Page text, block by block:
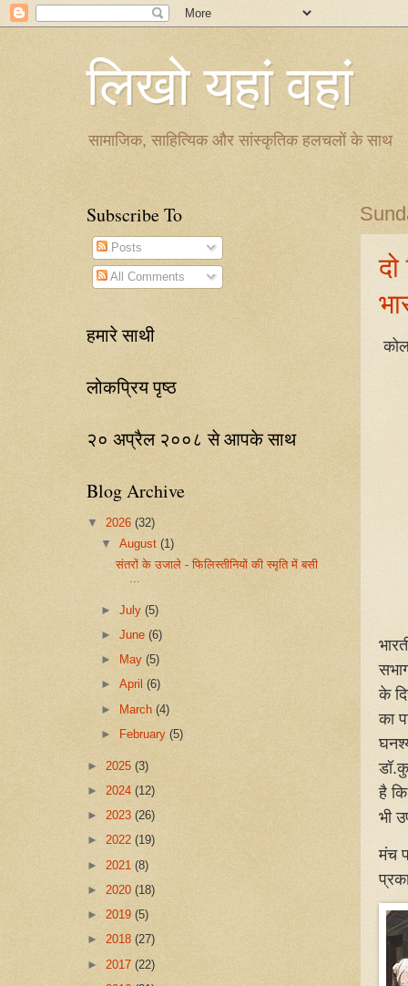
लिखो यहां वहां
सामाजिक, साहित्यिक और सांस्कृतिक हलचलों के साथ
के
का
है
भी
मंच
Subscribe To
Posts
All Comments
हमारे साथी
लोकप्रिय पृष्ठ
२० अप्रैल २००८ से आपके साथ
Blog Archive
▼ 2026 (32)
▼August(1)
संतरों के उजाले - फिलिस्तीनियों की स्मृति में बसी
►July(5)
►June(6)
►
May(5)
►April(6)
► March(4)
►
February(5)
► 2025 (3)
► 2024 (12)
► 2023 (26)
► 2022 (19)
► 2021 (8)
► 2020 (18)
► 2019 (5)
► 2018 (27)
► 2017 (22)